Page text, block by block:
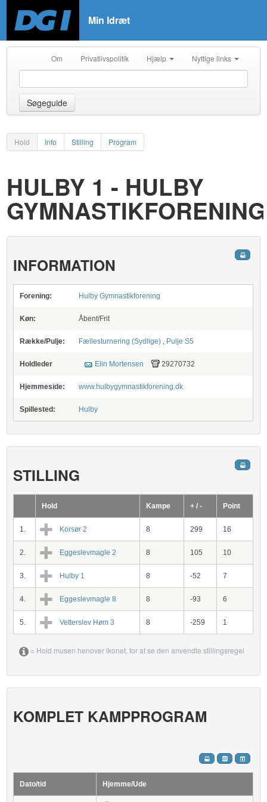
Min Idræt
Om Privatlivspolitik Hjælp Nyttige links
Søgeguide
Hold Info Stilling Program
HULBY 1 - HULBY
GYMNASTIKFORENING
INFORMATION
Forening: Hulby Gymnastikforening
Køn: Åbent/Frit
Række/Pulje: Fællesturnering (Sydlige) , Pulje S5
Holdleder Elin Mortensen 29270732
Hjemmeside: www.hulbygymnastikforening.dk
Spillested: Hulby
STILLING
Hold Kampe + / - Point
1. Korsør 2 8 299 16
2. Eggeslevmagle 2 8 105 10
3. Hulby 1 8 -52 7
4. Eggeslevmagle 8 8 -93 6
5. Vetterslev Høm 3 8 -259 1
= Hold musen henover ikonet, for at se den anvendte stillingsregel
KOMPLET KAMPPROGRAM
Dato/tid Hjemme/Ude